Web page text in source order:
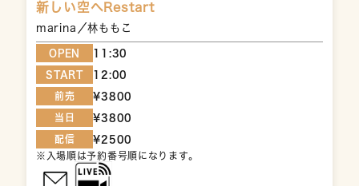
新しい空へRestart
marina／林ももこ
OPEN 11:30
START 12:00
前売 ¥3800
当日 ¥3800
配信
¥2500
※入場順は予約番号順になります。